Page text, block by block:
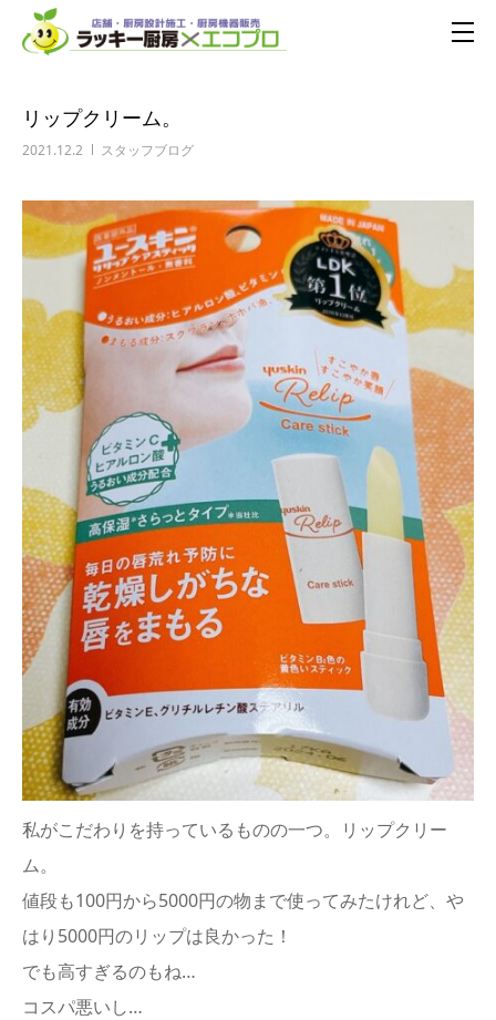
リップクリーム。
2021.12.2 スタッフブログ
私がこだわりを持っているものの一つ。リップクリー
ム。
値段も100円から5000円の物まで使ってみたけれど、や
はり5000円のリップは良かった！
でも高すぎるのもね…
コスパ悪いし…